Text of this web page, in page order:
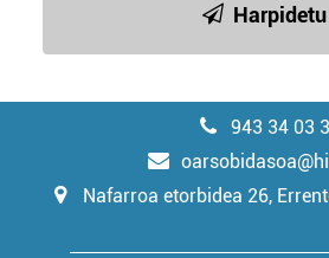
Harpidetu
943 34 03
Nafarroa etorbidea 26,